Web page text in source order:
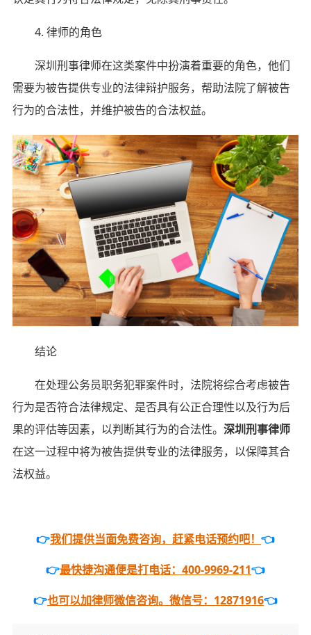
4. 律师的角色
深圳刑事律师在这类案件中扮演着重要的角色，他们
需要为被告提供专业的法律辩护服务，帮助法院了解被告
行为的合法性，并维护被告的合法权益。
结论
在处理公务员职务犯罪案件时，法院将综合考虑被告
行为是否符合法律规定、是否具有公正合理性以及行为后
果的评估等因素，以判断其行为的合法性。 深圳刑事律师
在这一过程中将为被告提供专业的法律服务，以保障其合
法权益。
👉我们提供当面免费咨询，赶紧电话预约吧！ 👈
👉最快捷沟通便是打电话：400-9969-211👈
👉也可以加律师微信咨询。微信号：12871916👈